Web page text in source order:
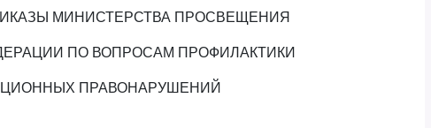
МИНИСТЕРСТВА ПРОСВЕЩЕНИЯ
ПО ВОПРОСАМ ПРОФИЛАКТИКИ
ПРАВОНАРУШЕНИЙ